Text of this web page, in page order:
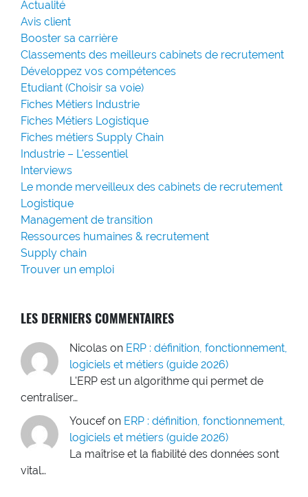
Actualité
Avis client
Booster sa carrière
Classements des meilleurs cabinets de recrutement
Développez vos compétences
Etudiant (Choisir sa voie)
Fiches Métiers Industrie
Fiches Métiers Logistique
Fiches métiers Supply Chain
Industrie – L'essentiel
Interviews
Le monde merveilleux des cabinets de recrutement
Logistique
Management de transition
Ressources humaines & recrutement
Supply chain
Trouver un emploi
LES DERNIERS COMMENTAIRES
Nicolas on ERP : définition, fonctionnement,
logiciels et métiers (guide 2026)
L'ERP est un algorithme qui permet de
centraliser…
Youcef on ERP : définition, fonctionnement,
logiciels et métiers (guide 2026)
La maîtrise et la fiabilité des données sont
vital…